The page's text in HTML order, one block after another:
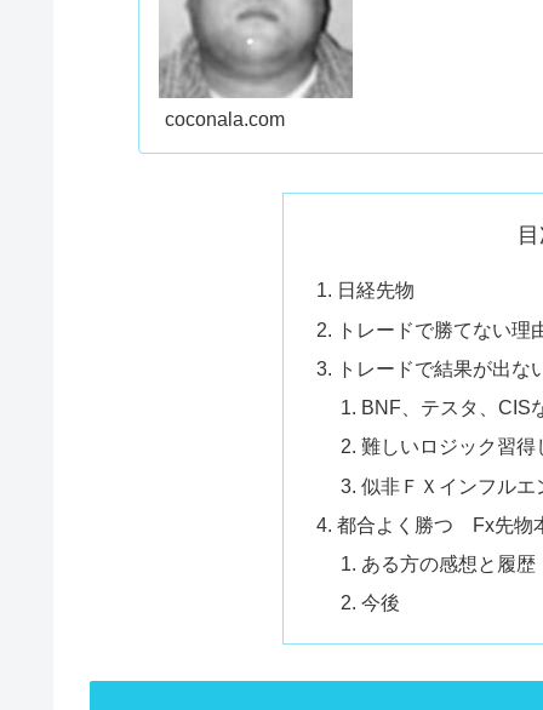
coconala.com
日経先物
トレードで勝てない理
トレードで結果が出な
BNF、テスタ、CIS
難しいロジック習
似非ＦＸインフル
都合よく勝つ Fx先物
ある方の感想と履歴
今後